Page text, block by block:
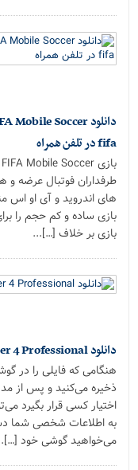
fifa در تلفن همراه
بازی ساده و کم حجم را
بازی بر خلاف […]...
دانلود iShredder 4 Professional؛ حذف غیرقابل بازیابی فایل‌ها
هنگامی که فایلی را در
ذخیره می‌کنید و پس از
اختیار کسی قرار بگیرد
به اطلاعات شخصی شما
می‌خواهید گوشی خود